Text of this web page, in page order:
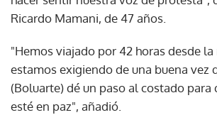
Ricardo Mamani, de 47 años.
"Hemos viajado por 42 horas desde la
estamos exigiendo de una buena vez
(Boluarte) dé un paso al costado para
esté en paz", añadió.